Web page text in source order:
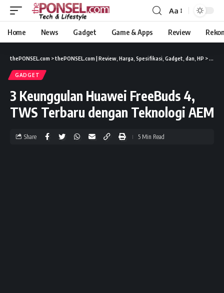
Aa
Home News Gadget Game & Apps Review
thePONSEL.com >thePONSEL.com | Review, Harga, Spesifikasi, Gadget, dan, HP >
GADGET
3 Keunggulan Huawei FreeBuds 4,
TWS Terbaru dengan Teknologi AEM
Share 5 Min Read